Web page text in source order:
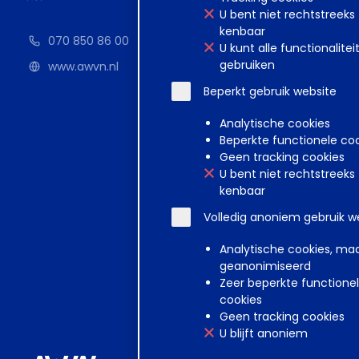
U bent niet rechtstreeks
kenbaar
U kunt alle
gebruiken
Beperkt gebruik website
Analytische cookies
Beperkte functionele
Geen tracking cookies
U bent niet rechtstreeks
kenbaar
Volledig anoniem gebruik
Analytische cookies,
geanonimiseerd
Zeer beperkte
cookies
Geen tracking cookies
U blijft anoniem
070 850 86 00
www.awvn.nl